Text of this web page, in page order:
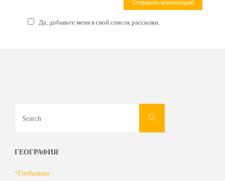
Да, добавьте меня в свой список рассылки.
Search
ГЕОГРАФИЯ
*Глобально